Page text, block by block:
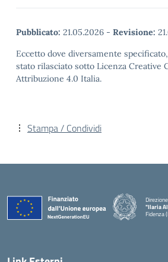
Pubblicato: 21.05.2026 - Revisione:
Eccetto dove diversamente
stato rilasciato sotto Licenza Creative
Attribuzione 4.0 Italia.
Stampa / Condividi
"Ilaria
Fidenza